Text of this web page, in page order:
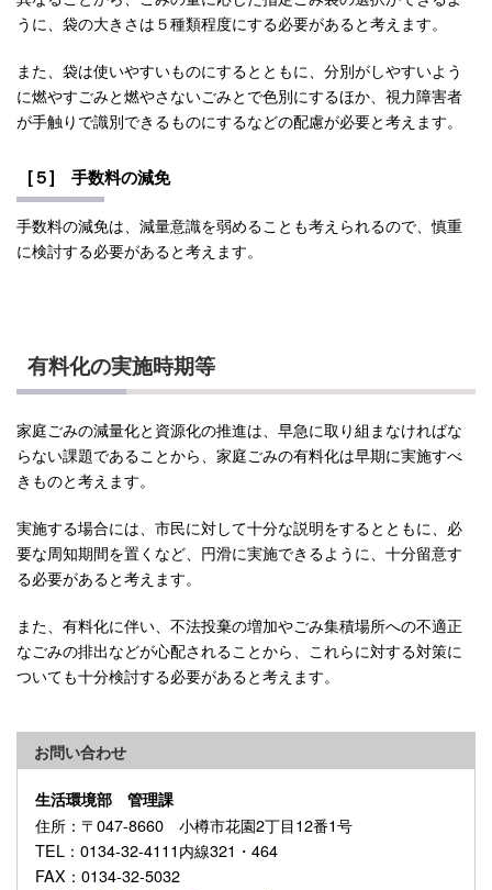
うに、袋の大きさは５種類程度にする必要があると考えます。
また、袋は使いやすいものにするとともに、分別がしやすいよう
に燃やすごみと燃やさないごみとで色別にするほか、視力障害者
が手触りで識別できるものにするなどの配慮が必要と考えます。
[５] 手数料の減免
手数料の減免は、減量意識を弱めることも考えられるので、慎重
に検討する必要があると考えます。
有料化の実施時期等
家庭ごみの減量化と資源化の推進は、早急に取り組まなければな
らない課題であることから、家庭ごみの有料化は早期に実施すべ
きものと考えます。
実施する場合には、市民に対して十分な説明をするとともに、必
要な周知期間を置くなど、円滑に実施できるように、十分留意す
る必要があると考えます。
また、有料化に伴い、不法投棄の増加やごみ集積場所への不適正
なごみの排出などが心配されることから、これらに対する対策に
ついても十分検討する必要があると考えます。
お問い合わせ
生活環境部 管理課
住所 ：〒047-8660 小樽市花園2丁目12番1号
TEL ：0134-32-4111内線321・464
FAX ：0134-32-5032